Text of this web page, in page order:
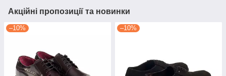
Акційні пропозиції та новинки
–10% –10%